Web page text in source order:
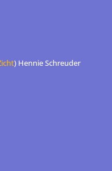
) Hennie Schreuder